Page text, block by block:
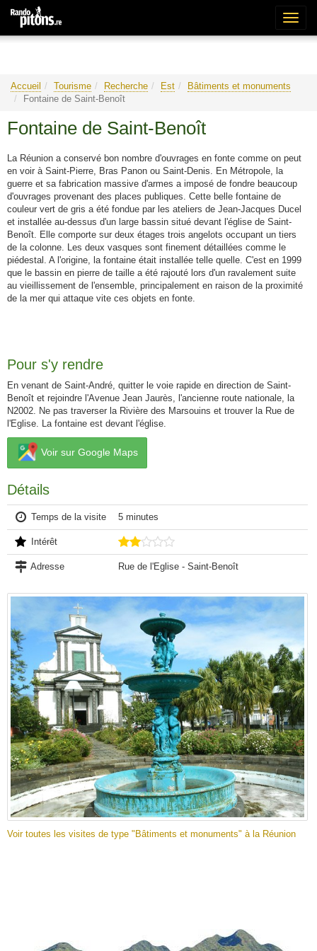
Accueil Tourisme Recherche Est
Bâtiments et monuments
Fontaine de Saint-Benoît
Fontaine de Saint-Benoît
La Réunion a conservé bon nombre d'ouvrages en fonte comme on peut
en voir à Saint-Pierre, Bras Panon ou Saint-Denis. En Métropole, la
guerre et sa fabrication massive d'armes a imposé de fondre beaucoup
d'ouvrages provenant des places publiques. Cette belle fontaine de
couleur vert de gris a été fondue par les ateliers de Jean-Jacques Ducel
et installée au-dessus d'un large bassin situé devant l'église de Saint-
Benoît. Elle comporte sur deux étages trois angelots occupant un tiers
de la colonne. Les deux vasques sont finement détaillées comme le
piédestal. A l'origine, la fontaine était installée telle quelle. C'est en 1999
que le bassin en pierre de taille a été rajouté lors d'un ravalement suite
au vieillissement de l'ensemble, principalement en raison de la proximité
de la mer qui attaque vite ces objets en fonte.
Pour s'y rendre
En venant de Saint-André, quitter le voie rapide en direction de Saint-
Benoît et rejoindre l'Avenue Jean Jaurès, l'ancienne route nationale, la
N2002. Ne pas traverser la Rivière des Marsouins et trouver la Rue de
l'Eglise. La fontaine est devant l'église.
Voir sur Google Maps
Détails
Temps de la visite 5 minutes
Intérêt
Adresse Rue de l'Eglise - Saint-Benoît
Voir toutes les visites de type "Bâtiments et monuments" à la Réunion